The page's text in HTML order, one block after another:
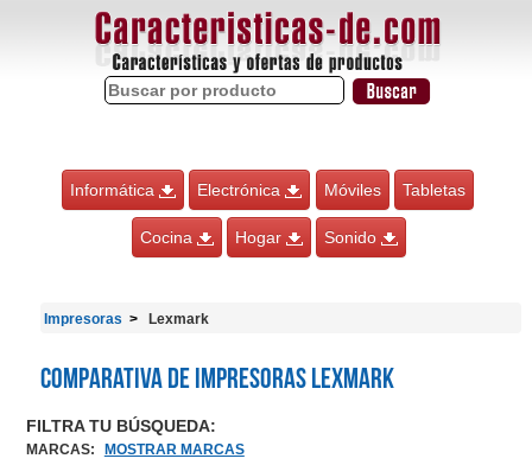
Informática Electrónica Móviles Tabletas
Cocina Hogar Sonido
Impresoras Lexmark
Comparativa de Impresoras Lexmark
FILTRA TU BÚSQUEDA:
MARCAS: MOSTRAR MARCAS